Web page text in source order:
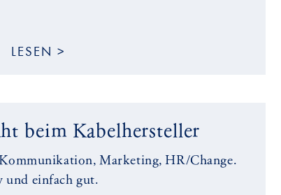
LESEN >
beim Kabelhersteller
Marketing, HR/Change.
einfach gut.